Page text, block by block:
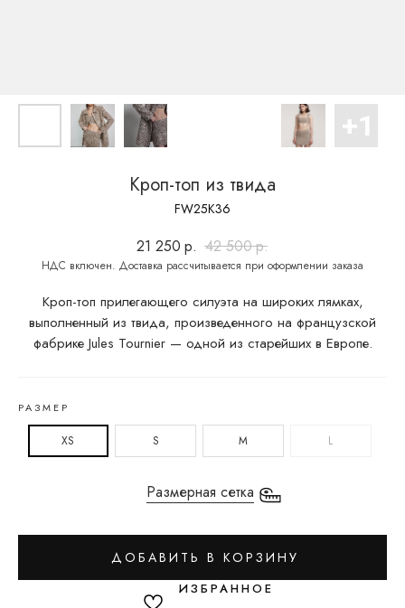
Кроп-топ из твида
FW25K36
21 250 р. 42 500р.
Кроп-топ прилегающего силуэта на широких лямках,
выполненный из твида, произведенного на французской
фабрике Jules Tournier — одной из старейших в Европе.
РАЗМЕР
XS S M L
Размерная сетка
ДОБАВИТЬ В КОРЗИНУ